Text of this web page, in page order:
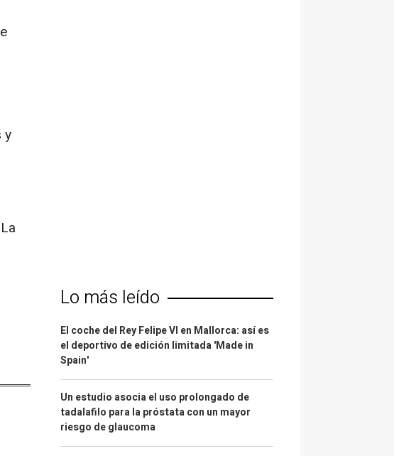
y
Lo más leído
El coche del Rey Felipe VI en Mallorca: así es
el deportivo de edición limitada 'Made in
Spain'
Un estudio asocia el uso prolongado de
tadalafilo para la próstata con un mayor
riesgo de glaucoma